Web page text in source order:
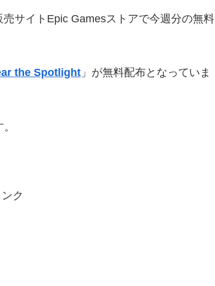
サイトEpic Gamesストアで今週分の無料
the Spotlight 」が無料配布となっていま
ク